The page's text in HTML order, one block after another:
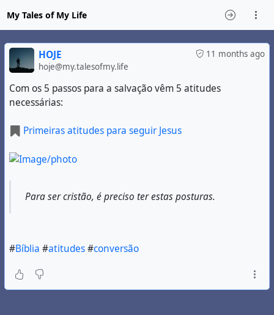
My Tales of My Life
11 months ago
HOJE
hoje@my.talesofmy.life
Com os 5 passos para a salvação vêm 5 atitudes
necessárias:
Primeiras atitudes para seguir Jesus
Para ser cristão, é preciso ter estas posturas.
#Bíblia #atitudes#conversão